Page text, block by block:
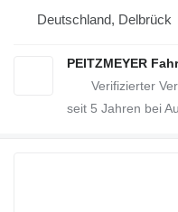
Deutschland, Delbrück
PEITZMEYER
seit 5 Jahren bei